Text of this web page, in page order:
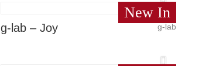
New In
g-lab – Joy g-lab